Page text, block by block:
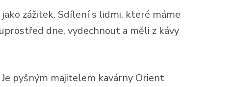
zážitek. Sdílení s lidmi, které máme
dne, vydechnout a měli z kávy
pyšným majitelem kavárny Orient